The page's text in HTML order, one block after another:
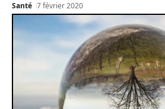
Santé 7 février 2020